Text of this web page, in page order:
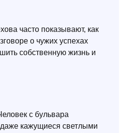
часто показывают, как
о чужих успехах
собственную жизнь и
с бульвара
кажущиеся светлыми